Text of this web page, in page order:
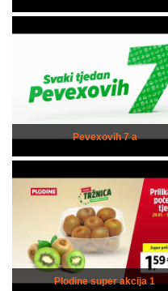
Pevexovih 7 a
Plodine super akcija 1